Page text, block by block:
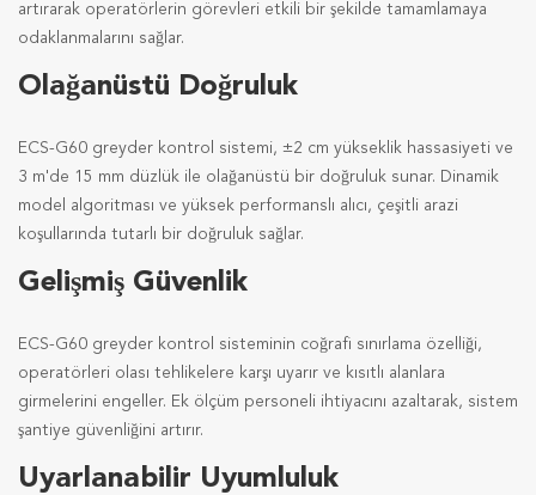
artırarak operatörlerin görevleri etkili bir şekilde tamamlamaya
odaklanmalarını sağlar.
Olağanüstü Doğruluk
ECS-G60 greyder kontrol sistemi, ±2 cm yükseklik hassasiyeti ve
3 m'de 15 mm düzlük ile olağanüstü bir doğruluk sunar. Dinamik
model algoritması ve yüksek performanslı alıcı, çeşitli arazi
koşullarında tutarlı bir doğruluk sağlar.
Gelişmiş Güvenlik
ECS-G60 greyder kontrol sisteminin coğrafi sınırlama özelliği,
operatörleri olası tehlikelere karşı uyarır ve kısıtlı alanlara
girmelerini engeller. Ek ölçüm personeli ihtiyacını azaltarak, sistem
şantiye güvenliğini artırır.
Uyarlanabilir Uyumluluk